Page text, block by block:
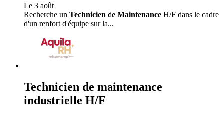
Le 3 août
Recherche un Technicien de Maintenance H/F dans le cadre
d'un renfort d'équipe sur la...
Technicien de maintenance
industrielle H/F